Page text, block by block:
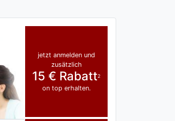
jetzt anmelden und
zusätzlich
15 € Rabatt2
on top erhalten.